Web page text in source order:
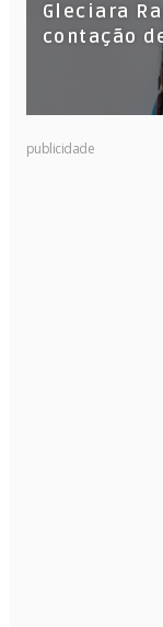
Gleciara
contação
publicidade